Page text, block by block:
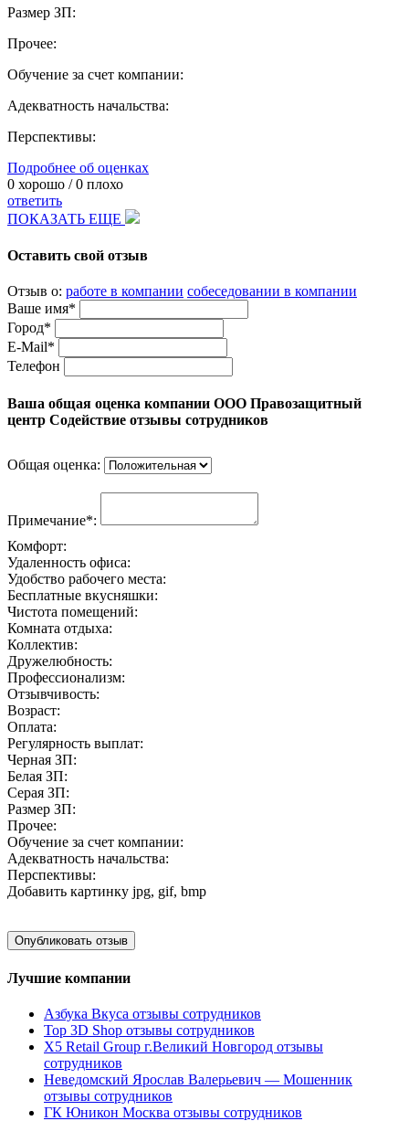
Размер ЗП:
Прочее:
Обучение за счет компании:
Адекватность начальства:
Перспективы:
Подробнее об оценках
0 хорошо /0 плохо
ответить
ПОКАЗАТЬ ЕЩЕ
Оставить свой отзыв
Отзыв о: работе в компании собеседовании в компании
Ваше имя*
Город*
E-Mail*
Телефон
Ваша общая оценка компании ООО Правозащитный
центр Содействие отзывы сотрудников
Общая оценка:
Примечание*:
Комфорт:
Удаленность офиса:
Удобство рабочего места:
Бесплатные вкусняшки:
Чистота помещений:
Комната отдыха:
Коллектив:
Дружелюбность:
Профессионализм:
Отзывчивость:
Возраст:
Оплата:
Регулярность выплат:
Черная ЗП:
Белая ЗП:
Серая ЗП:
Размер ЗП:
Прочее:
Обучение за счет компании:
Адекватность начальства:
Перспективы:
Добавить картинку jpg, gif, bmp
Лучшие компании
Азбука Вкуса отзывы сотрудников
Top 3D Shop отзывы сотрудников
X5 Retail Group г.Великий Новгород отзывы
сотрудников
Неведомский Ярослав Валерьевич — Мошенник
отзывы сотрудников
ГК Юникон Москва отзывы сотрудников